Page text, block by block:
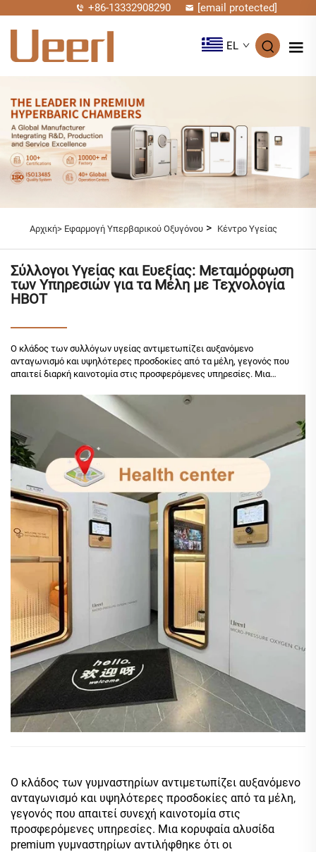
+86-13332908290 [email protected]
EL
Αρχική> Εφαρμογή Υπερβαρικού Οξυγόνου> Κέντρο Υγείας
Σύλλογοι Υγείας και Ευεξίας: Μεταμόρφωση
των Υπηρεσιών για τα Μέλη με Τεχνολογία
HBOT
Ο κλάδος των συλλόγων υγείας αντιμετωπίζει αυξανόμενο
ανταγωνισμό και υψηλότερες προσδοκίες από τα μέλη, γεγονός που
απαιτεί διαρκή καινοτομία στις προσφερόμενες υπηρεσίες. Μια
παραδοσιακές εγκαταστάσεις φιτνεσ δεν επαρκούσαν πλέον για...
Ο κλάδος των γυμναστηρίων αντιμετωπίζει αυξανόμενο
ανταγωνισμό και υψηλότερες προσδοκίες από τα μέλη,
γεγονός που απαιτεί συνεχή καινοτομία στις
προσφερόμενες υπηρεσίες. Μια κορυφαία αλυσίδα
premium γυμναστηρίων αντιλήφθηκε ότι οι